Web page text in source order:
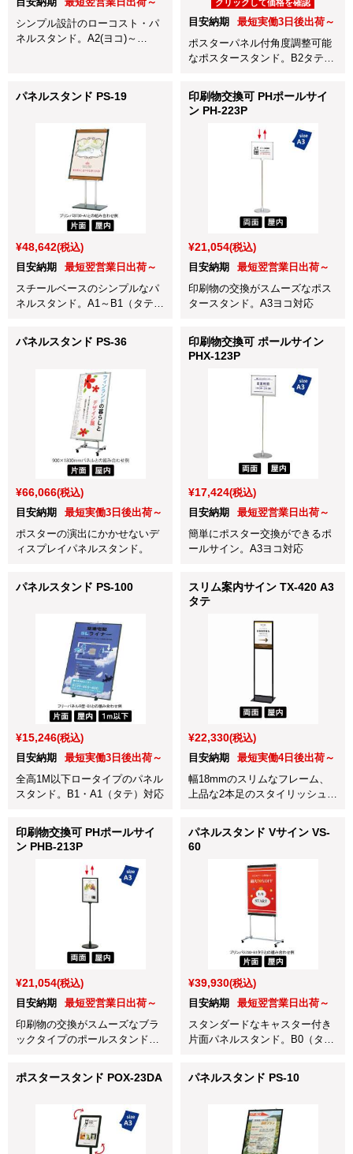
シンプル設計のローコスト・パ
ネルスタンド。A2(ヨコ)～
クリックして価格を確認
目安納期
最短実働3日後出荷～
ポスターパネル付角度調整可能
なポスタースタンド。B2タテ対
パネルスタンド PS-19
¥48,642(税込)
目安納期
最短翌営業日出荷～
スチールベースのシンプルなパ
ネルスタンド。A1～B1（タテ）
印刷物交換可 PHポールサイ
ン PH-223P
¥21,054(税込)
目安納期
最短翌営業日出荷～
印刷物の交換がスムーズなポス
タースタンド。A3ヨコ対応
パネルスタンド PS-36
¥66,066(税込)
目安納期
最短実働3日後出荷～
ポスターの演出にかかせないデ
ィスプレイパネルスタンド。
印刷物交換可 ポールサイン
PHX-123P
¥17,424(税込)
目安納期
最短翌営業日出荷～
簡単にポスター交換ができるポ
ールサイン。A3ヨコ対応
パネルスタンド PS-100
¥15,246(税込)
目安納期
最短実働3日後出荷～
全高1M以下ロータイプのパネル
スタンド。B1・A1（タテ）対応
スリム案内サイン TX-420 A3
タテ
¥22,330(税込)
目安納期
最短実働4日後出荷～
幅18mmのスリムなフレーム、
上品な2本足のスタイリッシュ形
印刷物交換可 PHポールサイ
ン PHB-213P
¥21,054(税込)
目安納期
最短翌営業日出荷～
印刷物の交換がスムーズなブラ
ックタイプのポールスタンドで
パネルスタンド Vサイン VS-
60
¥39,930(税込)
目安納期
最短翌営業日出荷～
スタンダードなキャスター付き
片面パネルスタンド。B0（タ
ポスタースタンド POX-23DA パネルスタンド PS-10